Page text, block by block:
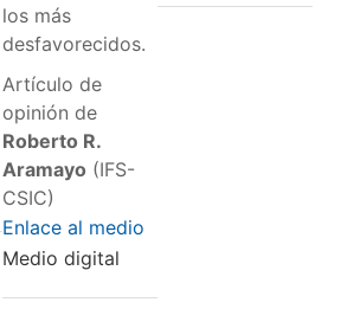
los más
desfavorecidos.
Artículo de
opinión de
Roberto R.
Aramayo (IFS-
CSIC)
Enlace al medio
Medio digital